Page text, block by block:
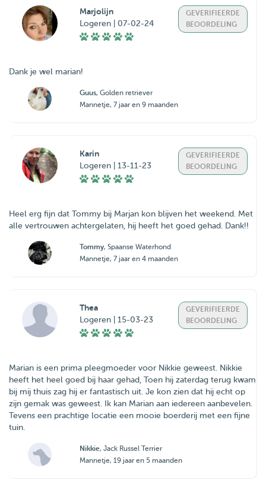
Marjolijn
Logeren | 07-02-24
GEVERIFIEERDE
BEOORDELING
Guus, Golden retriever
Mannetje, 7 jaar en 9 maanden
Karin
Logeren | 13-11-23
GEVERIFIEERDE
BEOORDELING
Heel erg fijn dat Tommy bij Marjan kon blijven het weekend. Met
alle vertrouwen achtergelaten, hij heeft het goed gehad. Dank!!
Tommy, Spaanse Waterhond
Mannetje, 7 jaar en 4 maanden
Thea
Logeren | 15-03-23
GEVERIFIEERDE
BEOORDELING
Marian is een prima pleegmoeder voor Nikkie geweest. Nikkie
heeft het heel goed bij haar gehad, Toen hij zaterdag terug kwam
bij mij thuis zag hij er fantastisch uit. Je kon zien dat hij echt op
zijn gemak was geweest. Ik kan Marian aan iedereen aanbevelen.
Tevens een prachtige locatie een mooie boerderij met een fijne
tuin.
Nikkie, Jack Russel Terrier
Mannetje, 19 jaar en 5 maanden